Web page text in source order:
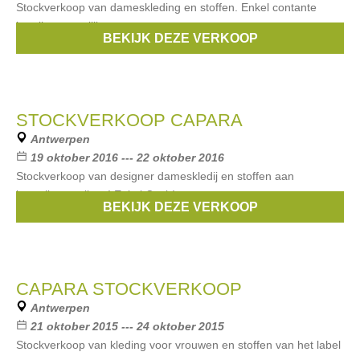
Stockverkoop van dameskleding en stoffen. Enkel contante
betaling mogelijk.
CaparaBEKIJK DEZE VERKOOP
STOCKVERKOOP CAPARA
Antwerpen
19 oktober 2016 --- 22 oktober 2016
Stockverkoop van designer dameskledij en stoffen aan
betaalbare prijzen! Enkel Cash!
CaparaBEKIJK DEZE VERKOOP
CAPARA STOCKVERKOOP
Antwerpen
21 oktober 2015 --- 24 oktober 2015
Stockverkoop van kleding voor vrouwen en stoffen van het label